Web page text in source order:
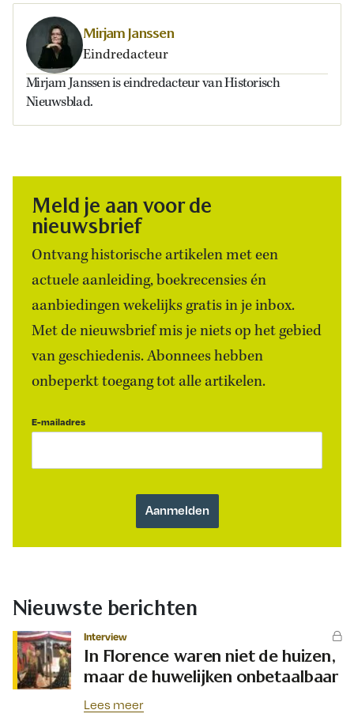
Mirjam Janssen
Eindredacteur
Mirjam Janssen is eindredacteur van Historisch
Nieuwsblad.
Meld je aan voor de
nieuwsbrief
Ontvang historische artikelen met een
actuele aanleiding, boekrecensies én
aanbiedingen wekelijks gratis in je inbox.
Met de nieuwsbrief mis je niets op het gebied
van geschiedenis. Abonnees hebben
onbeperkt toegang tot alle artikelen.
E-mailadres
Nieuwste berichten
Interview
In Florence waren niet de huizen,
maar de huwelijken onbetaalbaar
Lees meer